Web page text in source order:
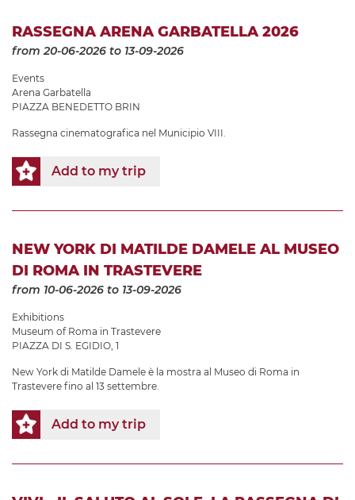
RASSEGNA ARENA GARBATELLA 2026
from 20-06-2026 to 13-09-2026
Events
Arena Garbatella
PIAZZA BENEDETTO BRIN
Rassegna cinematografica nel Municipio VIII.
Add to my trip
NEW YORK DI MATILDE DAMELE AL MUSEO
DI ROMA IN TRASTEVERE
from 10-06-2026 to 13-09-2026
Exhibitions
Museum of Roma in Trastevere
PIAZZA DI S. EGIDIO, 1
New York di Matilde Damele è la mostra al Museo di Roma in
Trastevere fino al 13 settembre.
Add to my trip